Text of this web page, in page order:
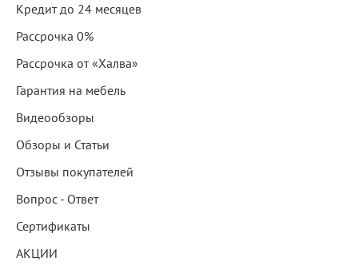
Кредит до 24 месяцев
Рассрочка 0%
Рассрочка от «Халва»
Гарантия на мебель
Видеообзоры
Обзоры и Статьи
Отзывы покупателей
Вопрос - Ответ
Сертификаты
АКЦИИ